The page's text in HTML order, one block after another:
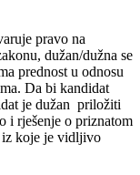
pravo na
dužan/dužna se
prednost u odnosu
Da bi kandidat
je dužan priložiti
i rješenje o priznatom
iz koje je vidljivo